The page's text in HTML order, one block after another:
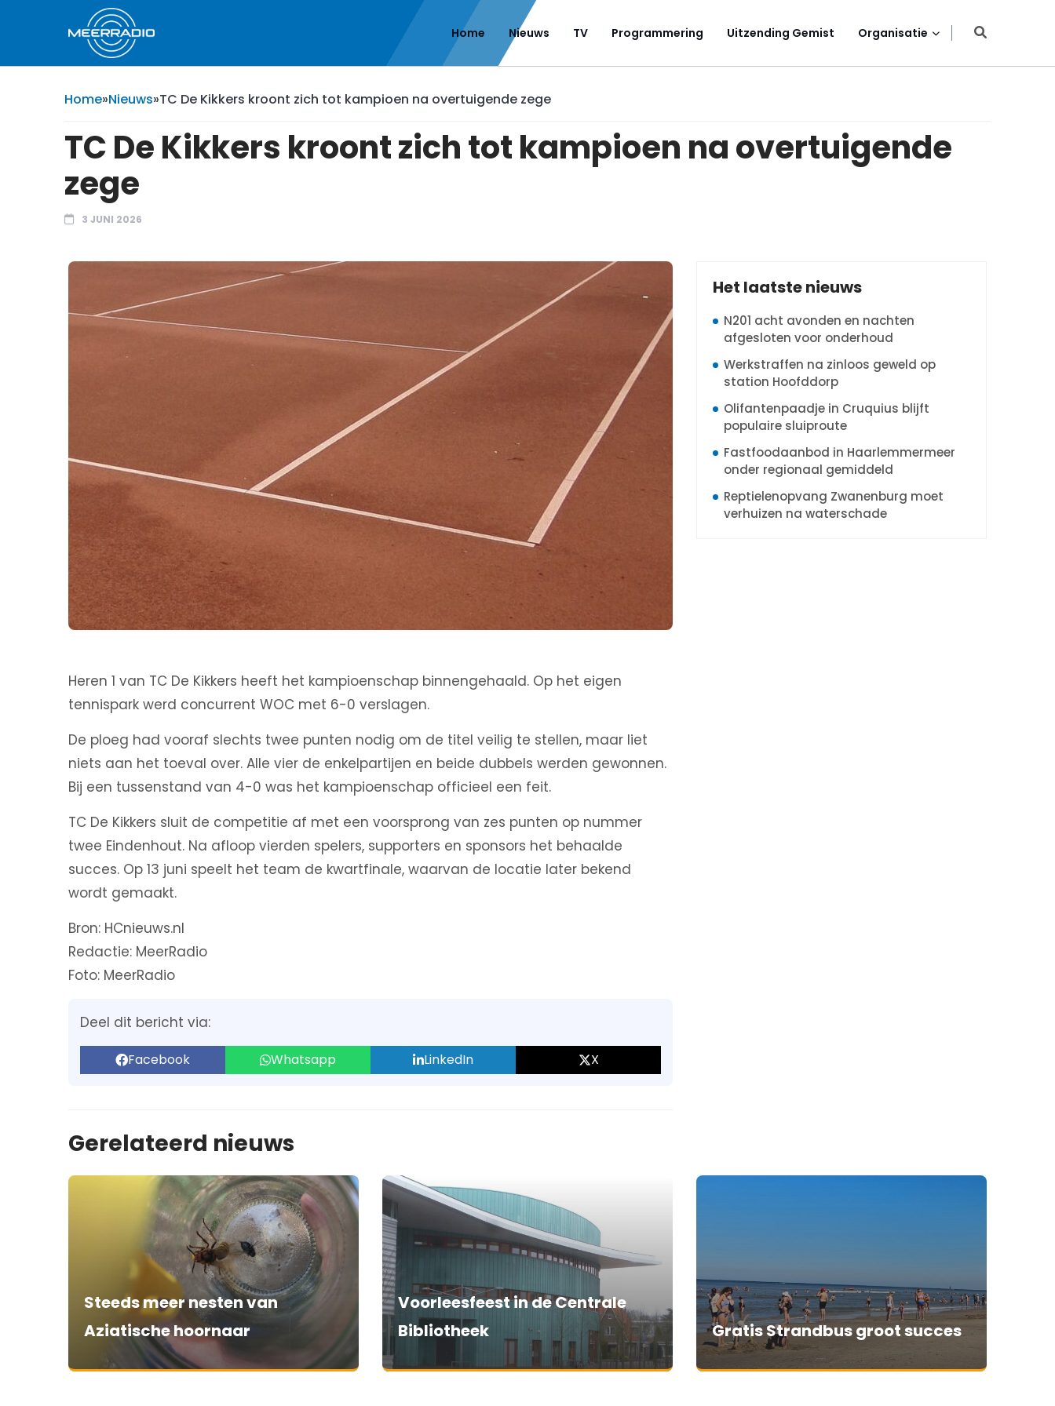
Home Nieuws TV Programmering Uitzending Gemist Organisatie
Home»Nieuws»TC De Kikkers kroont zich tot kampioen na overtuigende zege
TC De Kikkers kroont zich tot kampioen na overtuigende
zege
3 JUNI 2026
Heren 1 van TC De Kikkers heeft het kampioenschap binnengehaald. Op het eigen
tennispark werd concurrent WOC met 6-0 verslagen.
De ploeg had vooraf slechts twee punten nodig om de titel veilig te stellen, maar liet
niets aan het toeval over. Alle vier de enkelpartijen en beide dubbels werden gewonnen.
Bij een tussenstand van 4-0 was het kampioenschap officieel een feit.
TC De Kikkers sluit de competitie af met een voorsprong van zes punten op nummer
twee Eindenhout. Na afloop vierden spelers, supporters en sponsors het behaalde
succes. Op 13 juni speelt het team de kwartfinale, waarvan de locatie later bekend
wordt gemaakt.
Bron: HCnieuws.nl
Redactie: MeerRadio
Foto: MeerRadio
Deel dit bericht via:
Facebook Whatsapp LinkedIn X
Het laatste nieuws
N201 acht avonden en nachten
afgesloten voor onderhoud
Werkstraffen na zinloos geweld op
station Hoofddorp
Olifantenpaadje in Cruquius blijft
populaire sluiproute
Fastfoodaanbod in Haarlemmermeer
onder regionaal gemiddeld
Reptielenopvang Zwanenburg moet
verhuizen na waterschade
Gerelateerd nieuws
Steeds meer nesten van
Aziatische hoornaar
Voorleesfeest in de Centrale
Bibliotheek
Gratis Strandbus groot succes